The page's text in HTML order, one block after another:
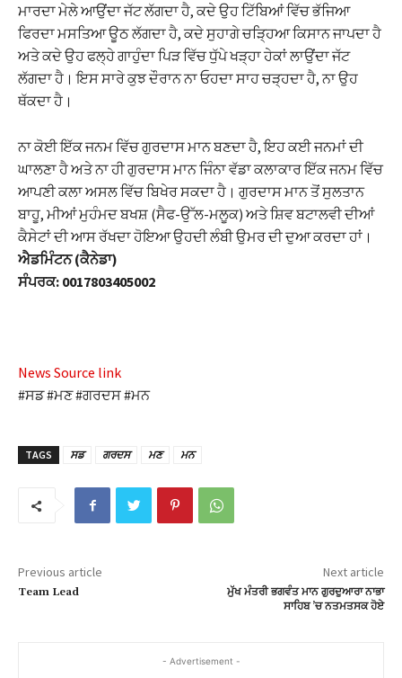
ਮਾਰਦਾ ਮੇਲੇ ਆਉਂਦਾ ਜੱਟ ਲੱਗਦਾ ਹੈ, ਕਦੇ ਉਹ ਟਿੱਬਿਆਂ ਵਿੱਚ ਭੱਜਿਆ
ਫਿਰਦਾ ਮਸਤਿਆ ਊਠ ਲੱਗਦਾ ਹੈ, ਕਦੇ ਸੁਹਾਗੇ ਚੜ੍ਹਿਆ ਕਿਸਾਨ ਜਾਪਦਾ ਹੈ
ਅਤੇ ਕਦੇ ਉਹ ਫਲ੍ਹੇ ਗਾਹੁੰਦਾ ਪਿੜ ਵਿੱਚ ਧੁੱਪੇ ਖੜ੍ਹਾ ਹੇਕਾਂ ਲਾਉਂਦਾ ਜੱਟ
ਲੱਗਦਾ ਹੈ। ਇਸ ਸਾਰੇ ਕੁਝ ਦੌਰਾਨ ਨਾ ਓਹਦਾ ਸਾਹ ਚੜ੍ਹਦਾ ਹੈ, ਨਾ ਉਹ
ਥੱਕਦਾ ਹੈ।
ਨਾ ਕੋਈ ਇੱਕ ਜਨਮ ਵਿੱਚ ਗੁਰਦਾਸ ਮਾਨ ਬਣਦਾ ਹੈ, ਇਹ ਕਈ ਜਨਮਾਂ ਦੀ
ਘਾਲਣਾ ਹੈ ਅਤੇ ਨਾ ਹੀ ਗੁਰਦਾਸ ਮਾਨ ਜਿੰਨਾ ਵੱਡਾ ਕਲਾਕਾਰ ਇੱਕ ਜਨਮ ਵਿੱਚ
ਆਪਣੀ ਕਲਾ ਅਸਲ ਵਿੱਚ ਬਿਖੇਰ ਸਕਦਾ ਹੈ। ਗੁਰਦਾਸ ਮਾਨ ਤੋਂ ਸੁਲਤਾਨ
ਬਾਹੂ, ਮੀਆਂ ਮੁਹੰਮਦ ਬਖਸ਼ (ਸੈਫ-ਉੱਲ-ਮਲੂਕ) ਅਤੇ ਸ਼ਿਵ ਬਟਾਲਵੀ ਦੀਆਂ
ਕੈਸੇਟਾਂ ਦੀ ਆਸ ਰੱਖਦਾ ਹੋਇਆ ਉਹਦੀ ਲੰਬੀ ਉਮਰ ਦੀ ਦੁਆ ਕਰਦਾ ਹਾਂ।
ਐਡਮਿੰਟਨ (ਕੈਨੇਡਾ)
ਸੰਪਰਕ: 0017803405002
News Source link
#ਸਡ #ਮਣ #ਗਰਦਸ #ਮਨ
TAGS ਸਡ ਗਰਦਸ ਮਣ ਮਨ
Previous article
Team Lead
Next article
ਮੁੱਖ ਮੰਤਰੀ ਭਗਵੰਤ ਮਾਨ ਗੁਰਦੁਆਰਾ ਨਾਭਾ
ਸਾਹਿਬ ’ਚ ਨਤਮਤਸਕ ਹੋਏ
- Advertisement -